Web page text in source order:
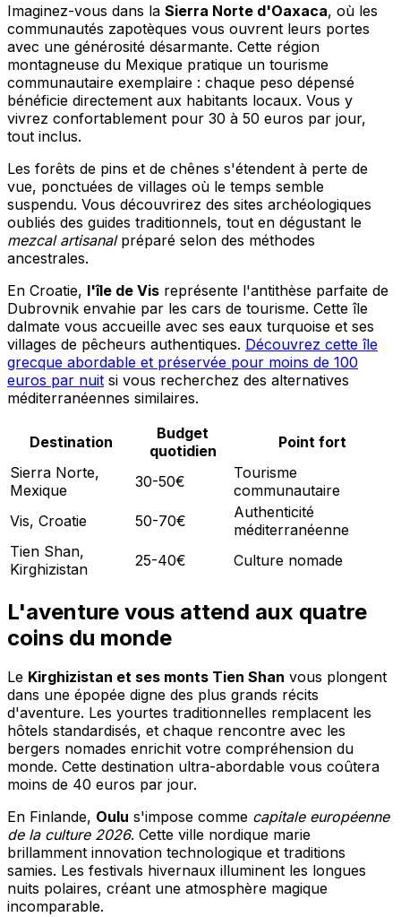
Imaginez-vous dans la Sierra Norte d'Oaxaca, où les
communautés zapotèques vous ouvrent leurs portes
avec une générosité désarmante. Cette région
montagneuse du Mexique pratique un tourisme
communautaire exemplaire : chaque peso dépensé
bénéficie directement aux habitants locaux. Vous y
vivrez confortablement pour 30 à 50 euros par jour,
tout inclus.
Les forêts de pins et de chênes s'étendent à perte de
vue, ponctuées de villages où le temps semble
suspendu. Vous découvrirez des sites archéologiques
oubliés des guides traditionnels, tout en dégustant le
mezcal artisanalpréparé selon des méthodes
ancestrales.
En Croatie, l'île de Vis représente l'antithèse parfaite de
Dubrovnik envahie par les cars de tourisme. Cette île
dalmate vous accueille avec ses eaux turquoise et ses
villages de pêcheurs authentiques. Découvrez cette île
grecque abordable et préservée pour moins de 100
euros par nuit si vous recherchez des alternatives
méditerranéennes similaires.
Destination
Budget
quotidien
Point fort
Sierra Norte,
Mexique
30-50€
Tourisme
communautaire
Vis, Croatie
50-70€
Authenticité
méditerranéenne
Tien Shan,
Kirghizistan
25-40€ Culture nomade
L'aventure vous attend aux quatre
coins du monde
Le Kirghizistan et ses monts Tien Shan vous plongent
dans une épopée digne des plus grands récits
d'aventure. Les yourtes traditionnelles remplacent les
hôtels standardisés, et chaque rencontre avec les
bergers nomades enrichit votre compréhension du
monde. Cette destination ultra-abordable vous coûtera
moins de 40 euros par jour.
En Finlande, Oulu s'impose comme capitale européenne
de la culture 2026. Cette ville nordique marie
brillamment innovation technologique et traditions
samies. Les festivals hivernaux illuminent les longues
nuits polaires, créant une atmosphère magique
incomparable.